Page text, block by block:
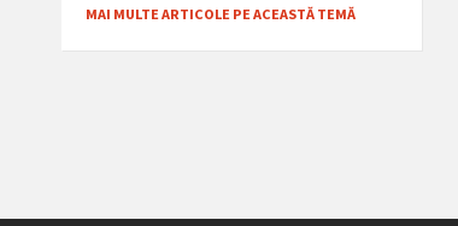
MAI MULTE ARTICOLE PE ACEASTĂ TEMĂ